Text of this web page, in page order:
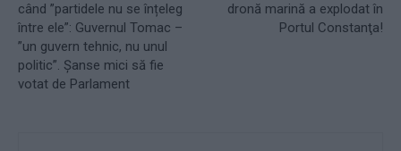
când ”partidele nu se înțeleg
între ele”: Guvernul Tomac –
”un guvern tehnic, nu unul
politic”. Șanse mici să fie
votat de Parlament
dronă marină a explodat în
Portul Constanţa!